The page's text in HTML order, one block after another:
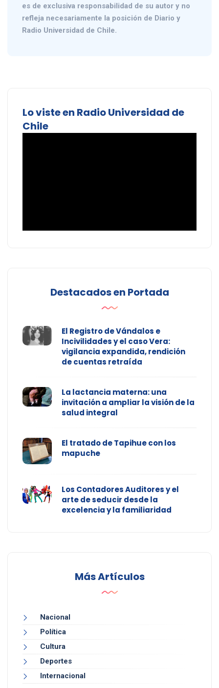
es de exclusiva responsabilidad de su autor y no
refleja necesariamente la posición de Diario y
Radio Universidad de Chile.
Lo viste en Radio Universidad de
Chile
Destacados en Portada
El Registro de Vándalos e
Incivilidades y el caso Vera:
vigilancia expandida, rendición
de cuentas retraída
La lactancia materna: una
invitación a ampliar la visión de la
salud integral
El tratado de Tapihue con los
mapuche
Los Contadores Auditores y el
arte de seducir desde la
excelencia y la familiaridad
Más Artículos
Nacional
Política
Cultura
Deportes
Internacional